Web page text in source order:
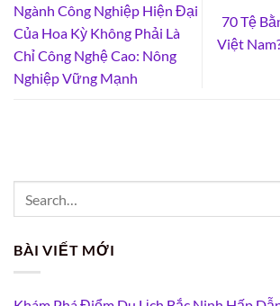
Ngành Công Nghiệp Hiện Đại
Của Hoa Kỳ Không Phải Là
Chỉ Công Nghệ Cao: Nông
Nghiệp Vững Mạnh
70 Tệ
Việt
BÀI VIẾT MỚI